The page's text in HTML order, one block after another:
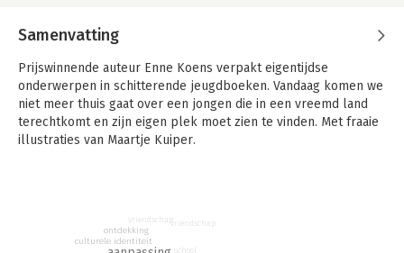
Samenvatting
Prijswinnende auteur Enne Koens verpakt eigentijdse
onderwerpen in schitterende jeugdboeken. Vandaag komen we
niet meer thuis gaat over een jongen die in een vreemd land
terechtkomt en zijn eigen plek moet zien te vinden. Met fraaie
illustraties van Maartje Kuiper.
is enorm vervallen en ’s nachts wordt Imre vaak wakker van
geschreeuw vanuit de bergen. Op zijn nieuwe school kent hij
culturele identiteit
ontdekking
vriendschapvriendschap